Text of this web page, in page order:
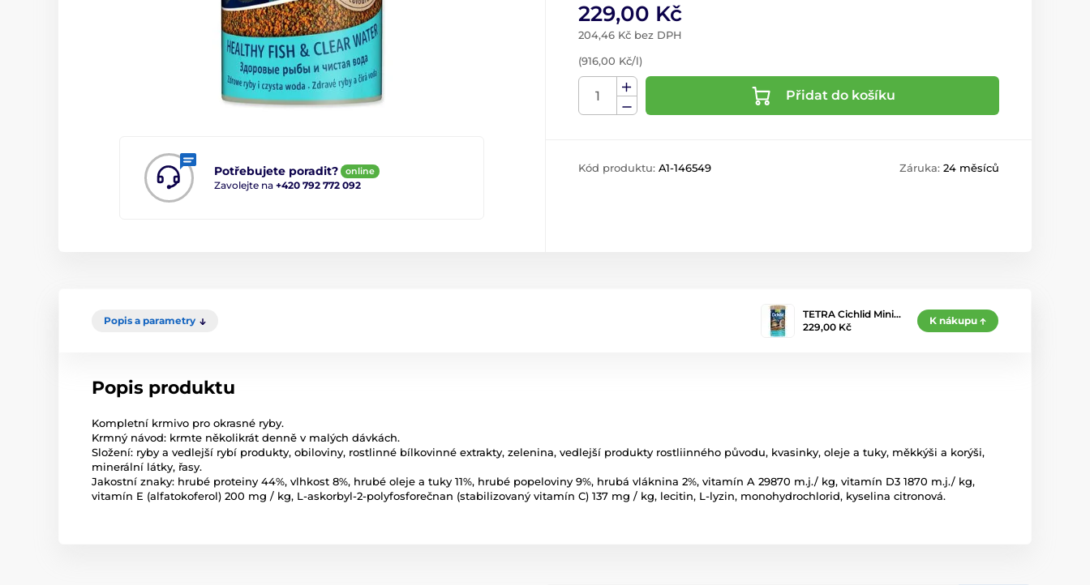
Potřebujete poradit? online
Zavolejte na +420 792 772 092
229,00 Kč
204,46 Kč bez DPH
(916,00 Kč/l)
Přidat do košíku
Kód produktu: A1-146549 Záruka: 24 měsíců
Popis a parametry
TETRA Cichlid Mini…
229,00 Kč
K nákupu
Popis produktu
Kompletní krmivo pro okrasné ryby.
Krmný návod: krmte několikrát denně v malých dávkách.
Složení: ryby a vedlejší rybí produkty, obiloviny, rostlinné bílkovinné extrakty, zelenina, vedlejší produkty rostliinného původu, kvasinky, oleje a tuky, měkkýši a korýši,
minerální látky, řasy.
Jakostní znaky: hrubé proteiny 44%, vlhkost 8%, hrubé oleje a tuky 11%, hrubé popeloviny 9%, hrubá vláknina 2%, vitamín A 29870 m.j./ kg, vitamín D3 1870 m.j./ kg,
vitamín E (alfatokoferol) 200 mg / kg, L-askorbyl-2-polyfosforečnan (stabilizovaný vitamín C) 137 mg / kg, lecitin, L-lyzin, monohydrochlorid, kyselina citronová.